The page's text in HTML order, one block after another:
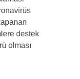
destek
olması